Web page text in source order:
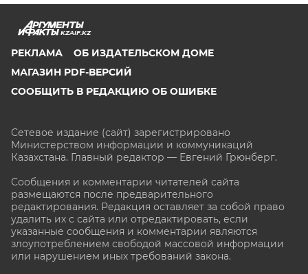
KZAIF.KZ
РЕКЛАМА
ОБ ИЗДАТЕЛЬСКОМ ДОМЕ
МАГАЗИН PDF-ВЕРСИЙ
СООБЩИТЬ В РЕДАКЦИЮ ОБ ОШИБКЕ
Сетевое издание (сайт) зарегистрировано
Министерством информации и коммуникаций
Казахстана. Главный редактор — Евгений Грюнберг.
Сообщения и комментарии читателей сайта
размещаются после предварительного
редактирования. Редакция оставляет за собой право
удалить их с сайта или отредактировать, если
указанные сообщения и комментарии являются
злоупотреблением свободой массовой информации
или нарушением иных требований закона.